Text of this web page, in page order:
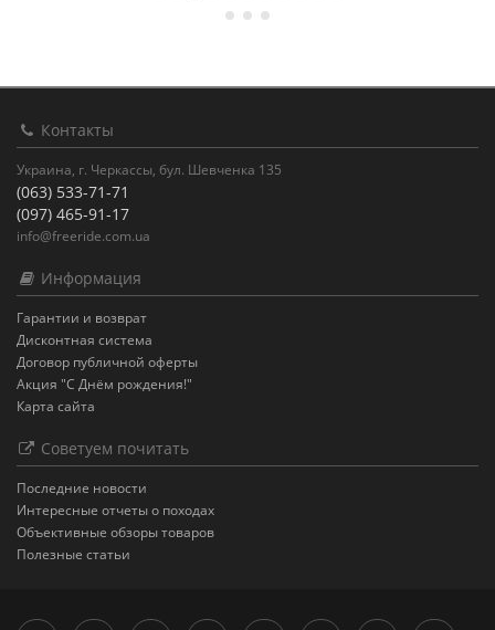
Контакты
Украина, г. Черкассы, бул. Шевченка 135
(063) 533-71-71
(097) 465-91-17
info@freeride.com.ua
Информация
Гарантии и возврат
Дисконтная система
Договор публичной оферты
Акция "С Днём рождения!"
Карта сайта
Советуем почитать
Последние новости
Интересные отчеты о походах
Объективные обзоры товаров
Полезные статьи